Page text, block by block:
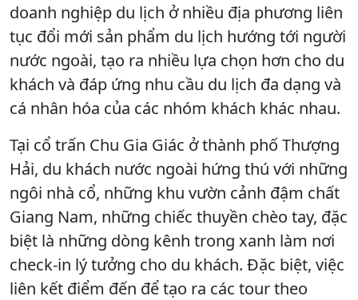
doanh nghiệp du lịch ở nhiều địa phương liên
tục đổi mới sản phẩm du lịch hướng tới người
nước ngoài, tạo ra nhiều lựa chọn hơn cho du
khách và đáp ứng nhu cầu du lịch đa dạng và
cá nhân hóa của các nhóm khách khác nhau.
Tại cổ trấn Chu Gia Giác ở thành phố Thượng
Hải, du khách nước ngoài hứng thú với những
ngôi nhà cổ, những khu vườn cảnh đậm chất
Giang Nam, những chiếc thuyền chèo tay, đặc
biệt là những dòng kênh trong xanh làm nơi
check-in lý tưởng cho du khách. Đặc biệt, việc
liên kết điểm đến để tạo ra các tour theo